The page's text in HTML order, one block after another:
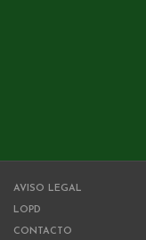
AVISO LEGAL
LOPD
CONTACTO